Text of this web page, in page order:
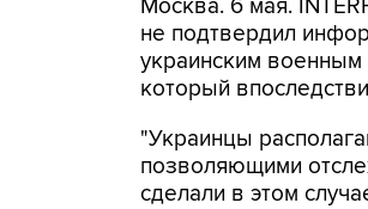
Москва. 6 мая.
не подтвердил
украинским
который
"Украинцы
позволяющими
сделали в этом